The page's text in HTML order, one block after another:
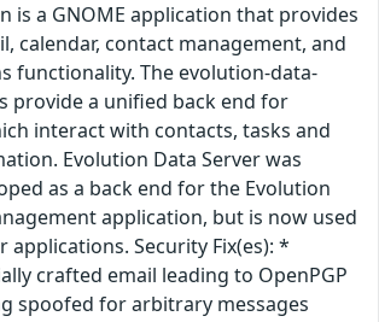
is a GNOME application that provides
calendar, contact management, and
functionality. The evolution-data-
provide a unified back end for
interact with contacts, tasks and
Evolution Data Server was
as a back end for the Evolution
application, but is now used
applications. Security Fix(es): *
crafted email leading to OpenPGP
spoofed for arbitrary messages